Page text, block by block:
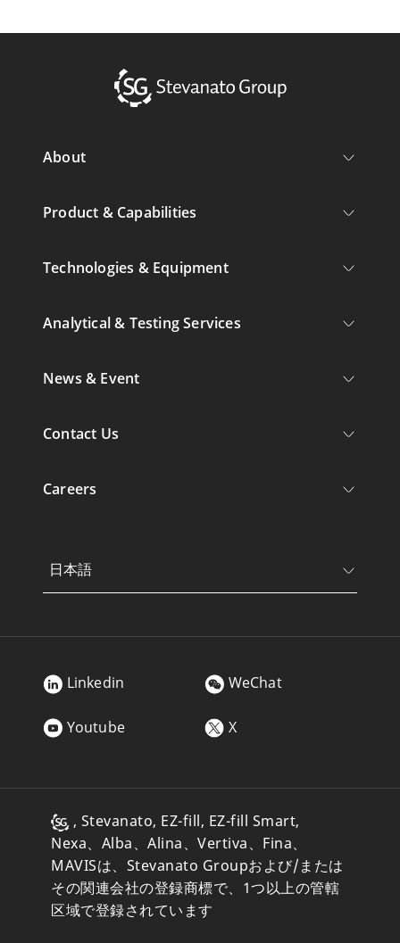
About
Product & Capabilities
Technologies & Equipment
Analytical & Testing Services
News & Event
Contact Us
Careers
日本語
Linkedin WeChat
Youtube X
, Stevanato, EZ-fill, EZ-fill Smart,
Nexa、Alba、Alina、Vertiva、Fina、
MAVISは、Stevanato Groupおよび/または
その関連会社の登録商標で、1つ以上の管轄
区域で登録されています